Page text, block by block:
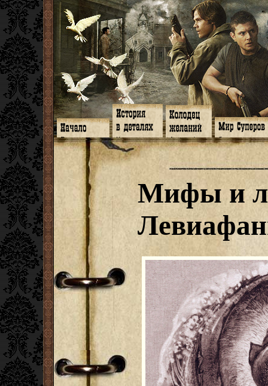
Главная
Программа
Форум
Facebook
Гостевая
Книги
Галереи
Музыка
Видео
Субтитры
Заметки
Мысли
Откровение
Арт-кафе
Игромания
Фанфики
Обои
Фанарт
Анекдоты
Передоз
Страшилки
Знакомство
Обитатели
Семейное
Дневник
СИЗО
Суперы от и
Мифы и